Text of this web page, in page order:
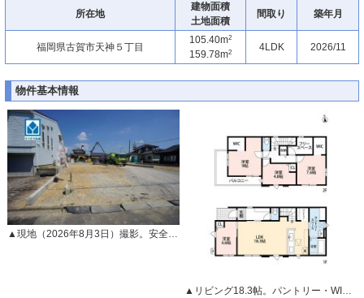
所在地
建物面積
土地面積
間取り 築年月
福岡県古賀市天神５丁目
105.40m2
159.78m2 4LDK 2026/11
物件基本情報
▲現地（2026年8月3日）撮影。安全性、機能性に優れたオール電化で快適な新生活＾＾古賀西小学校徒歩2分＾＾快適でゆとりのある生活空間で新生活を始めましょう^^
▲リビング18.3帖。パントリー・WIC付き。コミュニケーションが取りやすいリビング階段＾＾